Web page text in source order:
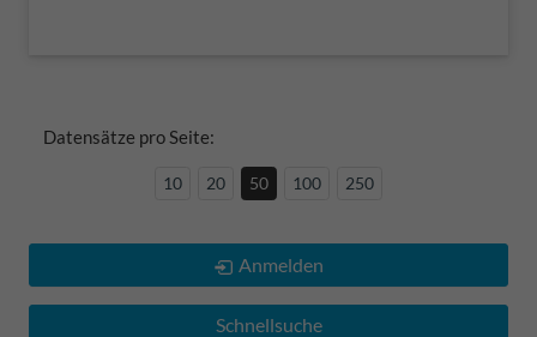
Datensätze pro Seite:
10 20 50 100 250
Anmelden
Schnellsuche